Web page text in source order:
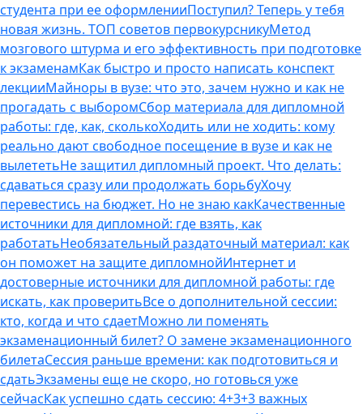
студента при ее оформленииПоступил? Теперь у тебя
новая жизнь. ТОП советов первокурсникуМетод
мозгового штурма и его эффективность при подготовке
к экзаменамКак быстро и просто написать конспект
лекцииМайноры в вузе: что это, зачем нужно и как не
прогадать с выборомСбор материала для дипломной
работы: где, как, сколькоХодить или не ходить: кому
реально дают свободное посещение в вузе и как не
вылететьНе защитил дипломный проект. Что делать:
сдаваться сразу или продолжать борьбуХочу
перевестись на бюджет. Но не знаю какКачественные
источники для дипломной: где взять, как
работатьНеобязательный раздаточный материал: как
он поможет на защите дипломнойИнтернет и
достоверные источники для дипломной работы: где
искать, как проверитьВсе о дополнительной сессии:
кто, когда и что сдаетМожно ли поменять
экзаменационный билет? О замене экзаменационного
билетаСессия раньше времени: как подготовиться и
сдатьЭкзамены еще не скоро, но готовься уже
сейчасКак успешно сдать сессию: 4+3+3 важных